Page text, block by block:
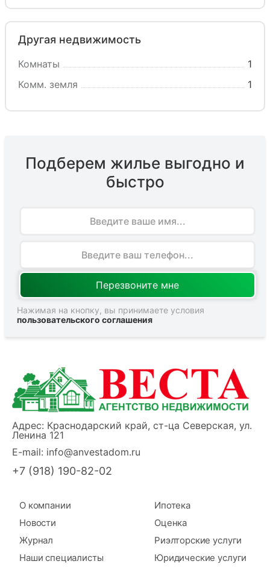
Другая недвижимость
Комнаты
1
Комм. земля
1
Подберем жилье выгодно и
быстро
Нажимая на кнопку, вы принимаете условия
пользовательского соглашения
Адрес: Краснодарский край, ст-ца Северская, ул.
Ленина 121
E-mail: info@anvestadom.ru
+7 (918) 190-82-02
О компании
Новости
Журнал
Наши специалисты
Ипотека
Оценка
Риэлторские услуги
Юридические услуги